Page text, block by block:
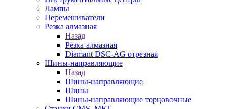
Лампы
Перемешиватели
Резка алмазная
Назад
Резка алмазная
Diamant DSC-AG отрезная
Шины-направляющие
Назад
Шины-направляющие
Шины
Шины-направляющие торцовочные